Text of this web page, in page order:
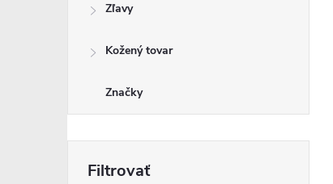
Zľavy
Kožený tovar
Značky